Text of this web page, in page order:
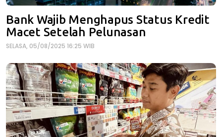
Bank Wajib Menghapus Status Kredit
Macet Setelah Pelunasan
SELASA, 05/08/2025 16:25 WIB